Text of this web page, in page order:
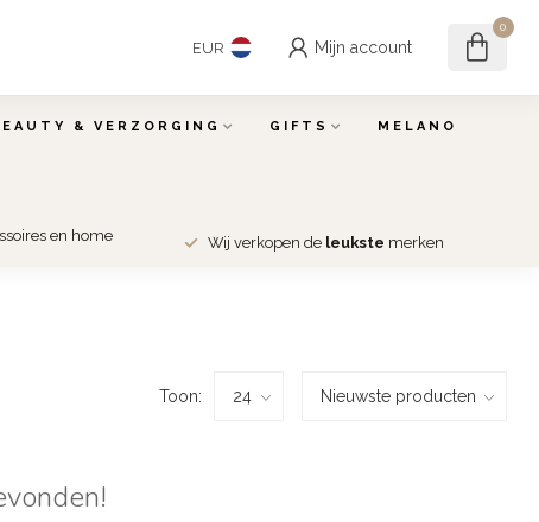
EUR Mijn account
0
& VERZORGING GIFTS MELANO
en home
Wij verkopen de leukste merken
Toon: